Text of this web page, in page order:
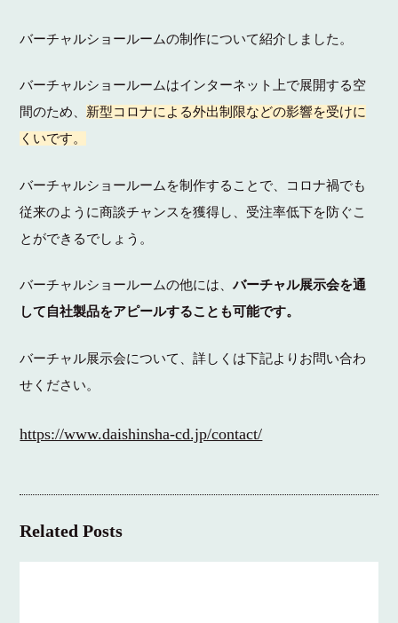
バーチャルショールームの制作について紹介しました。
バーチャルショールームはインターネット上で展開する空
間のため、 新型コロナによる外出制限などの影響を受けに
くいです。
バーチャルショールームを制作することで、コロナ禍でも
従来のように商談チャンスを獲得し、受注率低下を防ぐこ
とができるでしょう。
バーチャルショールームの他には、バーチャル展示会を通
して自社製品をアピールすることも可能です。
バーチャル展示会について、詳しくは下記よりお問い合わ
せください。
https://www.daishinsha-cd.jp/contact/
Related Posts